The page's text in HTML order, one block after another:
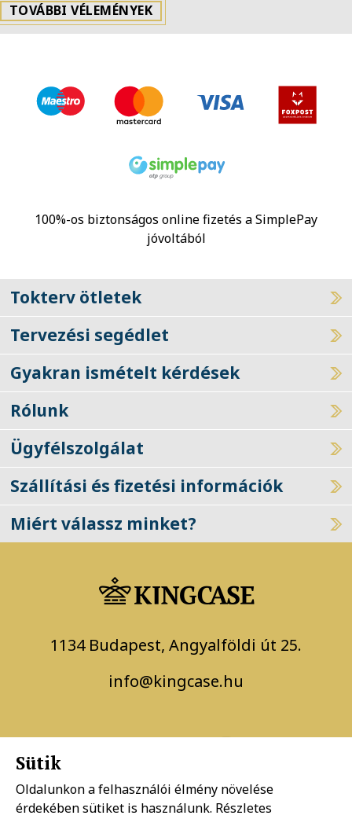
TOVÁBBI VÉLEMÉNYEK
100%-os biztonságos online fizetés a SimplePay
jóvoltából
Tokterv ötletek
Tervezési segédlet
Gyakran ismételt kérdések
Rólunk
Ügyfélszolgálat
Szállítási és fizetési információk
Miért válassz minket?
1134 Budapest, Angyalföldi út 25.
info@kingcase.hu
Adatkezelési szabályzat
Sütik
Oldalunkon a felhasználói élmény növelése
érdekében sütiket is használunk. Részletes